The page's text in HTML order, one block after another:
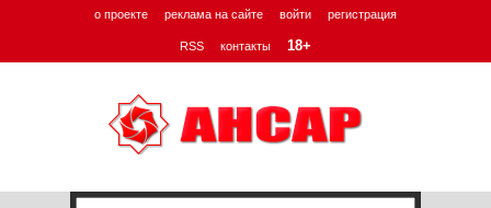
о проекте реклама на сайте войти регистрация
RSS контакты 18+